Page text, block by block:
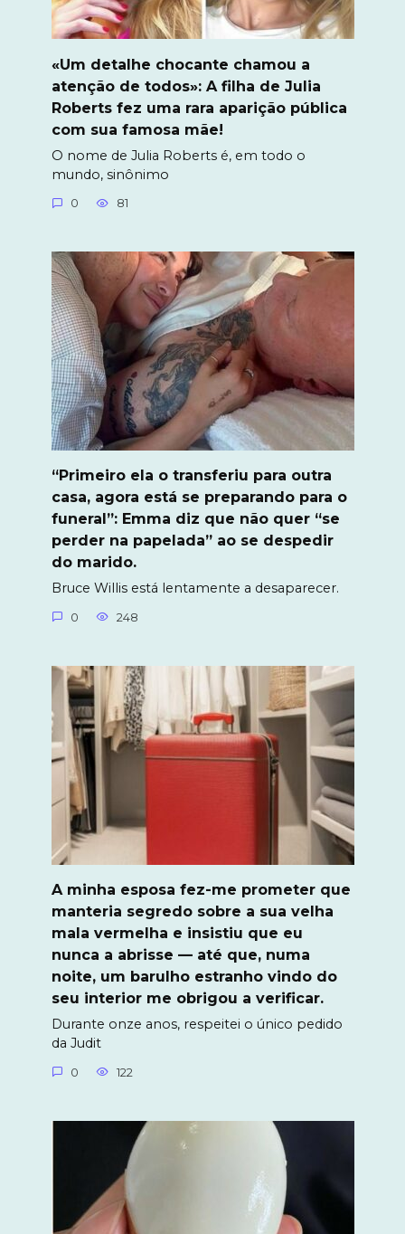
«Um detalhe chocante chamou a
atenção de todos»: A filha de Julia
Roberts fez uma rara aparição pública
com sua famosa mãe!
O nome de Julia Roberts é, em todo o
mundo, sinônimo
0 81
“Primeiro ela o transferiu para outra
casa, agora está se preparando para o
funeral”: Emma diz que não quer “se
perder na papelada” ao se despedir
do marido.
Bruce Willis está lentamente a desaparecer.
0 248
A minha esposa fez-me prometer que
manteria segredo sobre a sua velha
mala vermelha e insistiu que eu
nunca a abrisse — até que, numa
noite, um barulho estranho vindo do
seu interior me obrigou a verificar.
Durante onze anos, respeitei o único pedido
da Judit
0 122